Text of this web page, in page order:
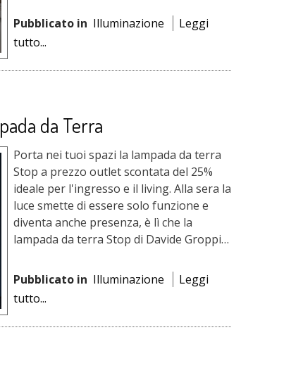
completa...
Pubblicato in Illuminazione
Leggi
tutto...
da Terra
Porta nei tuoi spazi la lampada da terra
Stop a prezzo outlet scontata del 25%
ideale per l'ingresso e il living. Alla sera la
luce smette di essere solo funzione e
diventa anche presenza, è lì che la
lampada da terra Stop di Davide Groppi
Pubblicato in Illuminazione
Leggi
tutto...